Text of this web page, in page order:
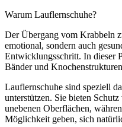
Warum Lauflernschuhe?
Der Übergang vom Krabbeln
emotional, sondern auch
Entwicklungsschritt. In dieser
Bänder und
Lauflernschuhe sind speziell
unterstützen. Sie bieten
unebenen Oberflächen,
Möglichkeit geben, sich